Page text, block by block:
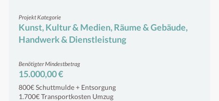
Projekt Kategorie
Kunst, Kultur & Medien, Räume & Gebäude,
Handwerk & Dienstleistung
Benötigter Mindestbetrag
15.000,00 €
800€ Schuttmulde + Entsorgung
1.700€ Transportkosten Umzug